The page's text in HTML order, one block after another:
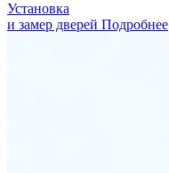
Установка
и замер дверей Подробнее